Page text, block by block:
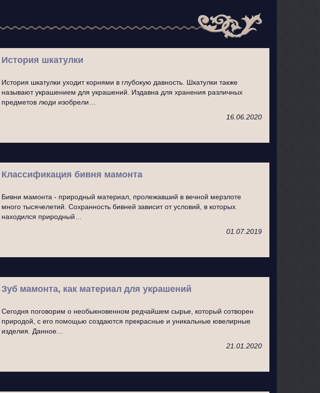
История шкатулки
История шкатулки уходит корнями в глубокую давность. Шкатулки также
называют украшением для украшений. Издавна для хранения различных
предметов люди изобрели…
16.06.2020
Классификация бивня мамонта
Бивни мамонта - природный материал, пролежавший в вечной мерзлоте
много тысячелетий. Сохранность бивней зависит от условий, в которых
находился природный…
01.07.2019
Зуб мамонта, как материал для украшений
Сегодня поговорим о необыкновенном редчайшем сырье, который сотворен
природой, с его помощью создаются прекрасные и уникальные ювелирные
изделия. Данное…
21.01.2020